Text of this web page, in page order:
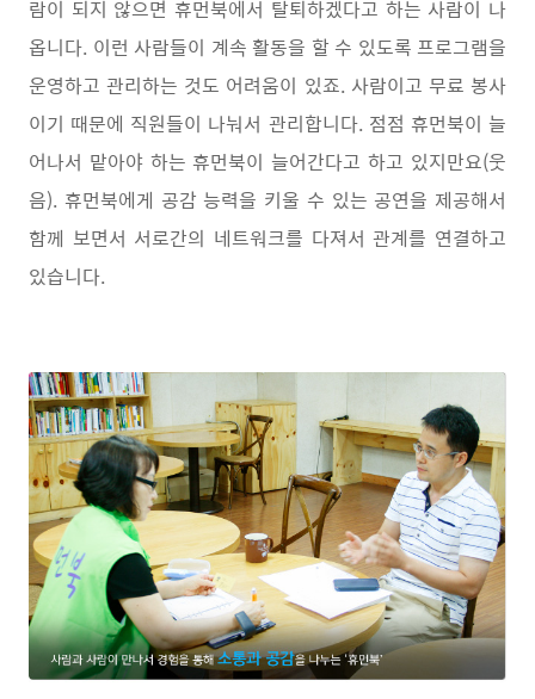
람이 되지 않으면 휴먼북에서 탈퇴하겠다고 하는 사람이 나
옵니다. 이런 사람들이 계속 활동을 할 수 있도록 프로그램을
운영하고 관리하는 것도 어려움이 있죠. 사람이고 무료 봉사
이기 때문에 직원들이 나눠서 관리합니다. 점점 휴먼북이 늘
어나서 맡아야 하는 휴먼북이 늘어간다고 하고 있지만요(웃
음). 휴먼북에게 공감 능력을 키울 수 있는 공연을 제공해서
함께 보면서 서로간의 네트워크를 다져서 관계를 연결하고
있습니다.